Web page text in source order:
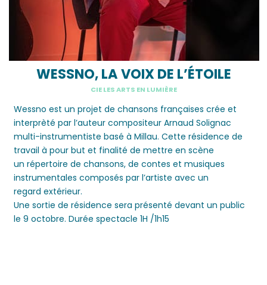
WESSNO, LA VOIX DE L’ÉTOILE
CIE LES ARTS EN LUMIÈRE
Wessno est un projet de chansons françaises crée et
interprèté par l’auteur compositeur Arnaud Solignac
multi-instrumentiste basé à Millau. Cette résidence de
travail à pour but et finalité de mettre en scène
un répertoire de chansons, de contes et musiques
instrumentales composés par l’artiste avec un
regard extérieur.
Une sortie de résidence sera présenté devant un public
le 9 octobre. Durée spectacle 1H /1h15